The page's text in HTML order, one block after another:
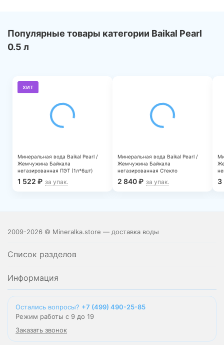
Популярные товары категории Baikal Pearl
0.5 л
хит
Минеральная вода Baikal Pearl /
Жемчужина Байкала
негазированная ПЭТ (1л*6шт)
1 522 ₽ за упак.
Минеральная вода Baikal Pearl /
Жемчужина Байкала
негазированная Стекло
(0,25л*24шт)
2 840₽ за упак. 3
2009-2026 © Mineralka.store — доставка воды
Список разделов
Информация
Остались вопросы? +7 (499) 490-25-85
Режим работы с 9 до 19
Заказать звонок